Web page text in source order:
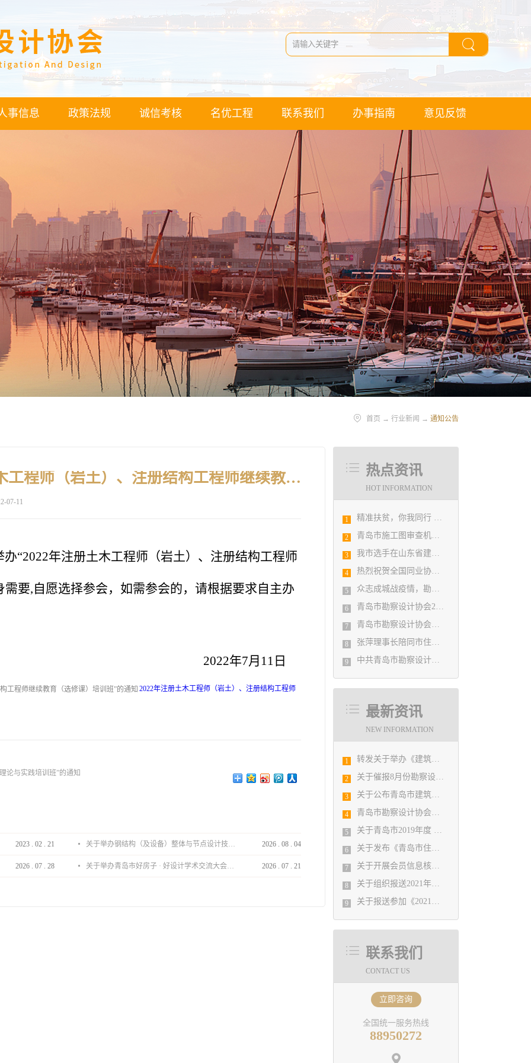
事信息 政策法规 诚信考核 名优工程 联系我们 办事指南 意见反馈
首页 → 行业新闻 → 通知公告
热点资讯
HOT INFORMATION
1 精准扶贫，你我同行 ——协会荣获全市2018年度脱贫攻坚和扶贫协作先进集体
2 青岛市施工图审查机构第八次联席会议成功举办
3 我市选手在山东省建筑设计BIM技术应用技能竞赛取得佳绩
4 热烈祝贺全国同业协会共庆新中国成立七十周年大会在广州成功举办 我市工程勘察设计行业获得多项荣誉称号
5 众志成城战疫情，勘察设计行业在行动
6 青岛市勘察设计协会2020年度第一次理事会顺利召开
7 青岛市勘察设计协会陪同市住房和城乡建设局刘波副局长走访调研会员单位
8 张萍理事长陪同市住房和城乡建设局赴陇南开展东西部扶贫协作工作
9 中共青岛市勘察设计协会党支部日前召开民主生活会
最新资讯
NEW INFORMATION
1 转发关于举办《建筑电气与智能化通用规范》 GB55024-2022公益宣贯的通知
2 关于催报8月份勘察设计经济形势月报的通知
3 关于公布青岛市建筑设计BIM技术应用技能选拔赛获奖结果的通知
4 青岛市勘察设计协会暨施工图审查公司2019年度工作总结会议顺利召开
5 关于青岛市2019年度 优秀企业、优秀企业管理者、先进工作者评选结果公示的通知
6 关于发布《青岛市住宅设计质量提升指引》 的通知
7 关于开展会员信息核对工作的通知
8 关于组织报送2021年度山东省工程建设（勘察设计） 优秀QC小组的通知
9 关于报送参加《2021年度山东省优秀工程勘察设计成果竞赛》有关事宜的通知
联系我们
CONTACT US
立即咨询
全国统一服务热线
88950272
关于转发“2022年注册土木工程师（岩土）、注册结构工程师继续教育（选修课）培训班”的通知
07-11
办“2022年注册土木工程师（岩土）、注册结构工程师
要,自愿选择参会，如需参会的，请根据要求自主办
2022年7月11日
2022年注册土木工程师（岩土）、注册结构工程师
论与实践培训班”的通知
2023 . 02 . 21 关于举办钢结构（及设备）整体与节点设计技术分享会的通知 2026 . 08 . 04
2026 . 07 . 28 关于举办青岛市好房子 · 好设计学术交流大会的通知 2026 . 07 . 21